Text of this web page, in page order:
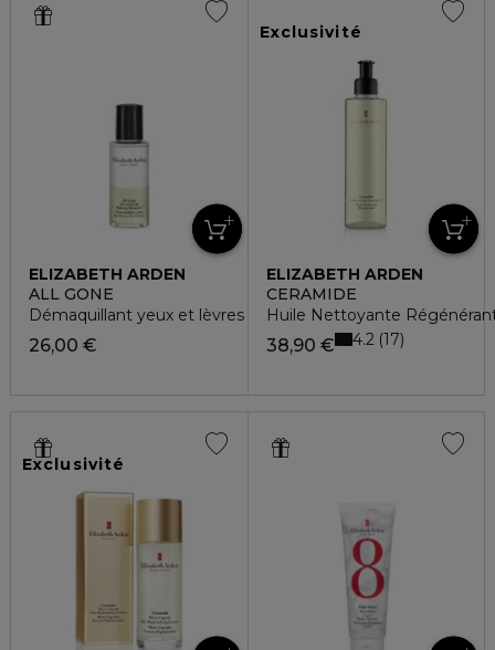
ELIZABETH ARDEN
ALL GONE
Démaquillant yeux et lèvres
26,00 €
Exclusivité
ELIZABETH ARDEN
CERAMIDE
Huile Nettoyante
38,90 € 4.2 17
Exclusivité